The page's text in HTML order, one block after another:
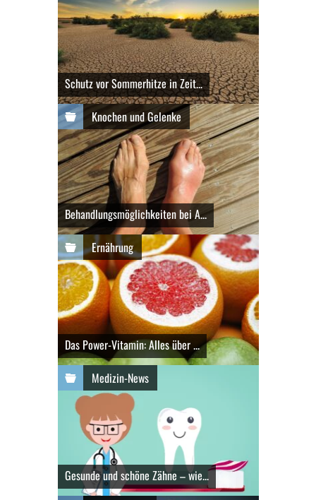
Schutz vor Sommerhitze in Zeit...
Knochen und Gelenke
Behandlungsmöglichkeiten bei A...
Ernährung
Das Power-Vitamin: Alles über ...
Medizin-News
Gesunde und schöne Zähne – wie...